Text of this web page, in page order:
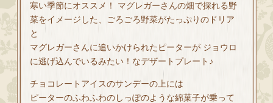
寒い季節にオススメ！ マグレガーさんの畑で採れる野
菜をイメージした、ごろごろ野菜がたっぷりのドリア
と
マグレガーさんに追いかけられたピーターが ジョウロ
に逃げ込んでいるみたい！なデザートプレート♪
チョコレートアイスのサンデーの上には
ピーターのふわふわのしっぽのような綿菓子が乗って